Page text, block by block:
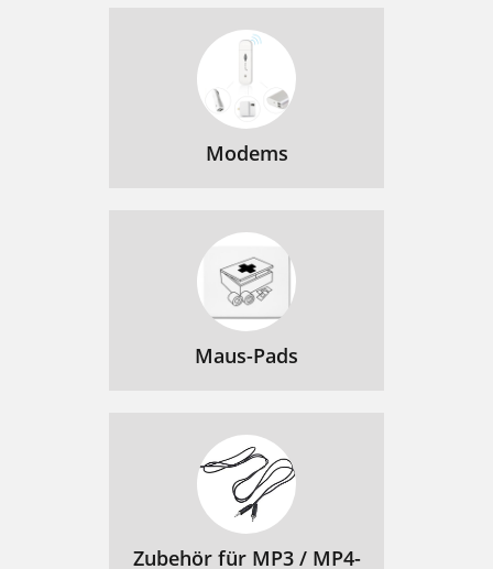
Modems
Maus-Pads
Zubehör für MP3 / MP4-